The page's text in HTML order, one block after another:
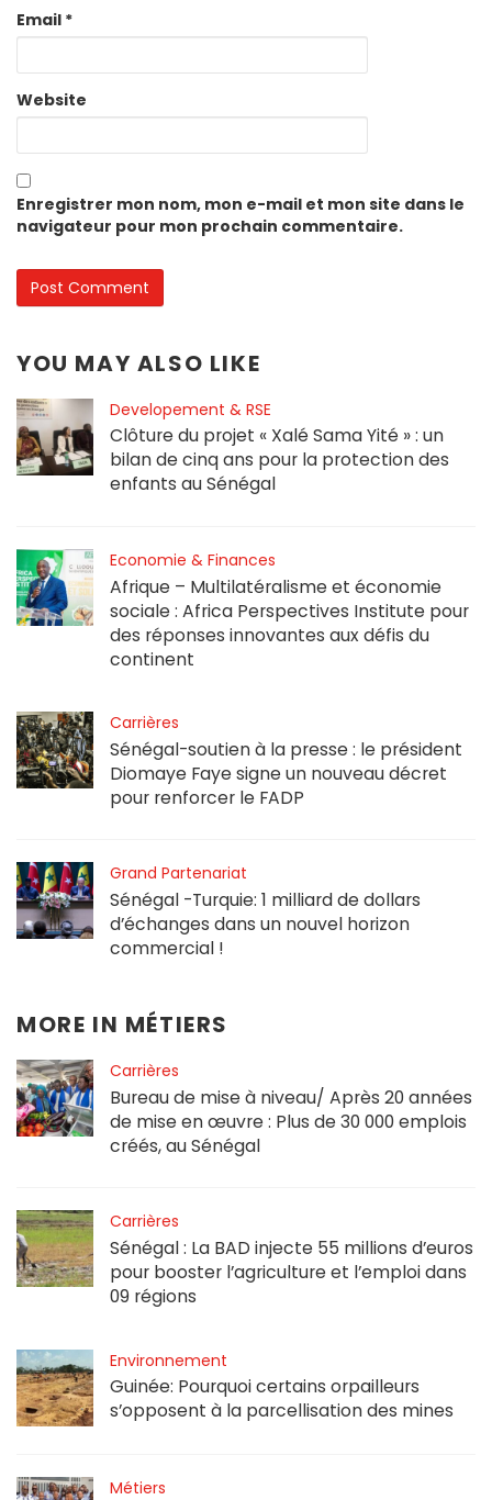
Email *
Website
Enregistrer mon nom, mon e-mail et mon site dans le
navigateur pour mon prochain commentaire.
YOU MAY ALSO LIKE
Developement & RSE
Clôture du projet « Xalé Sama Yité » : un
bilan de cinq ans pour la protection des
enfants au Sénégal
Economie & Finances
Afrique – Multilatéralisme et économie
sociale : Africa Perspectives Institute pour
des réponses innovantes aux défis du
continent
Carrières
Sénégal-soutien à la presse : le président
Diomaye Faye signe un nouveau décret
pour renforcer le FADP
Grand Partenariat
Sénégal -Turquie: 1 milliard de dollars
d’échanges dans un nouvel horizon
commercial !
MORE IN MÉTIERS
Carrières
Bureau de mise à niveau/ Après 20 années
de mise en œuvre : Plus de 30 000 emplois
créés, au Sénégal
Carrières
Sénégal : La BAD injecte 55 millions d’euros
pour booster l’agriculture et l’emploi dans
09 régions
Environnement
Guinée: Pourquoi certains orpailleurs
s’opposent à la parcellisation des mines
Métiers